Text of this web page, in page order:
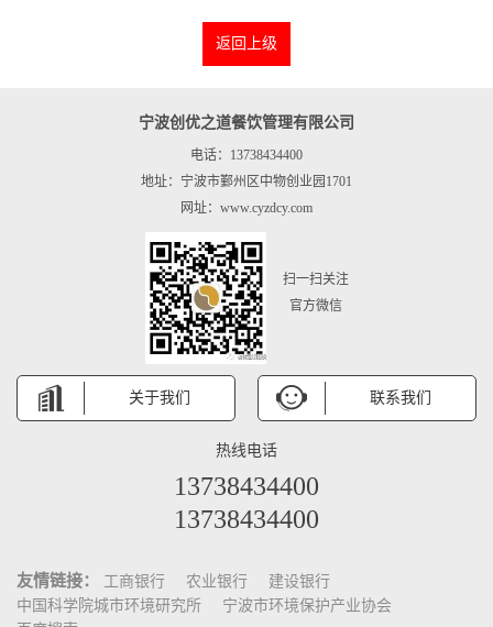
返回上级
宁波创优之道餐饮管理有限公司
电话：13738434400
地址：宁波市鄞州区中物创业园1701
网址：www.cyzdcy.com
扫一扫关注
官方微信
关于我们 联系我们
热线电话
13738434400
13738434400
友情链接： 工商银行 农业银行
建设银行
中国科学院城市环境研究所
宁波市环境保护产业协会